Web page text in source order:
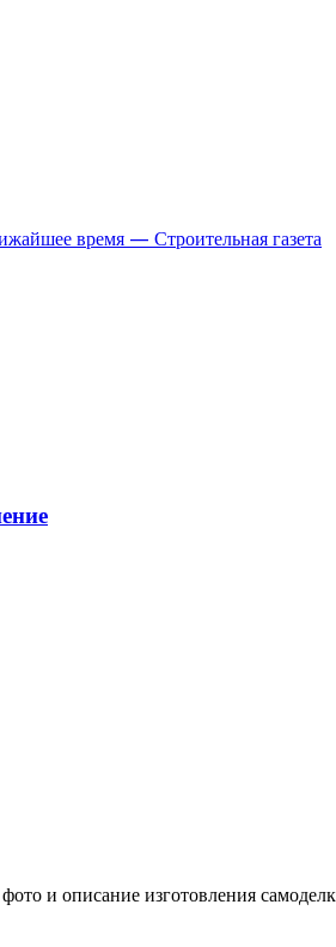
время — Строительная газета
и описание изготовления